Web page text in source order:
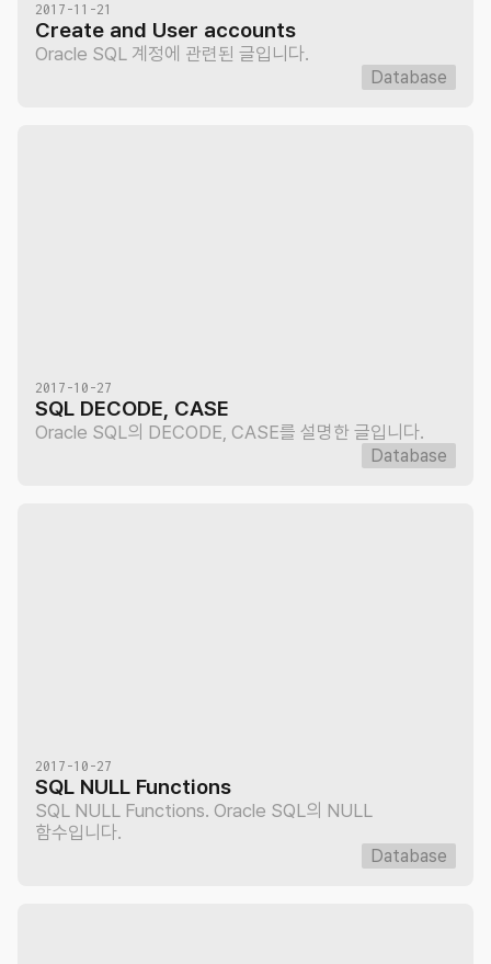
2017-11-21
Create and User accounts
Oracle SQL 계정에 관련된 글입니다.
Database
2017-10-27
SQL DECODE, CASE
Oracle SQL의 DECODE, CASE를 설명한 글입니다.
Database
2017-10-27
SQL NULL Functions
SQL NULL Functions. Oracle SQL의 NULL
함수입니다.
Database